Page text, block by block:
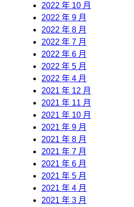
2022 年 10 月
2022 年 9 月
2022 年 8 月
2022 年 7 月
2022 年 6 月
2022 年 5 月
2022 年 4 月
2021 年 12 月
2021 年 11 月
2021 年 10 月
2021 年 9 月
2021 年 8 月
2021 年 7 月
2021 年 6 月
2021 年 5 月
2021 年 4 月
2021 年 3 月